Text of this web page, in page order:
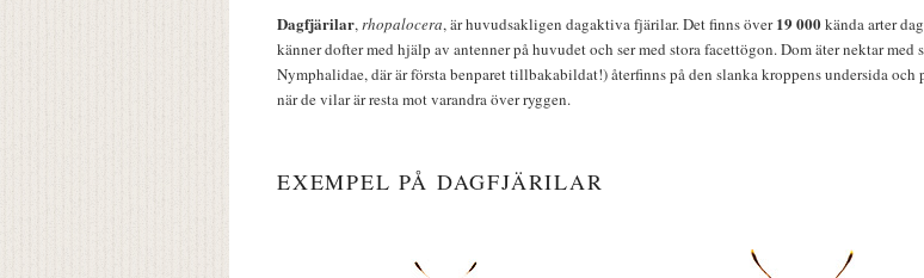
Dagfjärilar,rhopalocera, är huvudsakligen dagaktiva fjärilar. Det finns över19 000kända arter
känner dofter med hjälp av antenner på huvudet och ser med stora facettögon. Dom äter nektar
Nymphalidae, där är första benparet tillbakabildat!) återfinns på den slanka kroppens undersida
när de vilar är resta mot varandra över ryggen.
EXEMPEL PÅ DAGFJÄRILAR